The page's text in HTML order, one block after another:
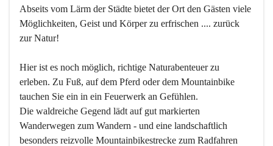
Abseits vom Lärm der Städte bietet der Ort den Gästen viele
Möglichkeiten, Geist und Körper zu erfrischen .... zurück
zur Natur!
Hier ist es noch möglich, richtige Naturabenteuer zu
erleben. Zu Fuß, auf dem Pferd oder dem Mountainbike
tauchen Sie ein in ein Feuerwerk an Gefühlen.
Die waldreiche Gegend lädt auf gut markierten
Wanderwegen zum Wandern - und eine landschaftlich
besonders reizvolle Mountainbikestrecke zum Radfahren